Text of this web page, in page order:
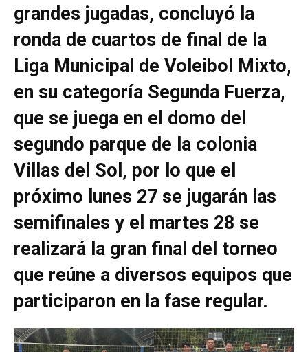
grandes jugadas, concluyó la
ronda de cuartos de final de la
Liga Municipal de Voleibol Mixto,
en su categoría Segunda Fuerza,
que se juega en el domo del
segundo parque de la colonia
Villas del Sol, por lo que el
próximo lunes 27 se jugarán las
semifinales y el martes 28 se
realizará la gran final del torneo
que reúne a diversos equipos que
participaron en la fase regular.